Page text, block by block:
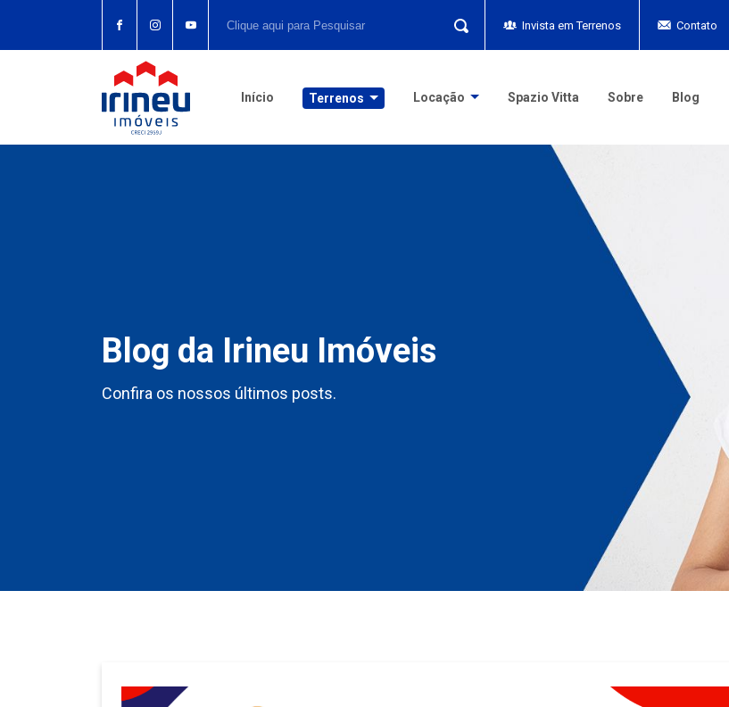
Invista em Terrenos Contato
Início Terrenos Locação Spazio Vitta Sobre Blog
Blog da Irineu Imóveis
Confira os nossos últimos posts.